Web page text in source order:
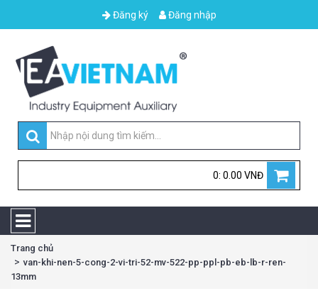
Đăng ký Đăng nhập
0: 0.00 VNĐ
Trang chủ
van-khi-nen-5-cong-2-vi-tri-52-mv-522-pp-ppl-pb-eb-lb-r-ren-
13mm